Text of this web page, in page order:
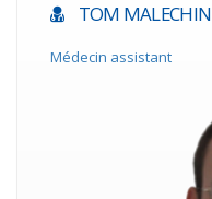
TOM MALECHIN
Médecin assistant